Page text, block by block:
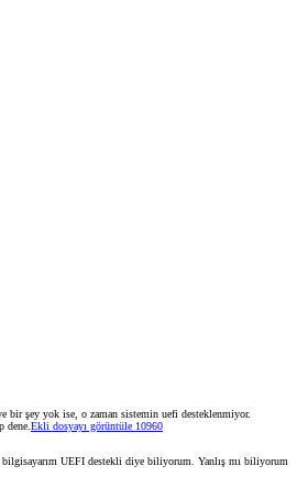
bir şey yok ise, o zaman sistemin uefi desteklenmiyor.
dene. Ekli dosyayı görüntüle 10960
bilgisayarım UEFI destekli diye biliyorum. Yanlış mı biliyorum